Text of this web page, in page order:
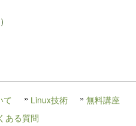
て Linux技術
無料講座
ある質問